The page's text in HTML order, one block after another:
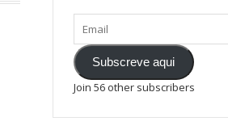
Subscreve aqui
Join 56 other subscribers